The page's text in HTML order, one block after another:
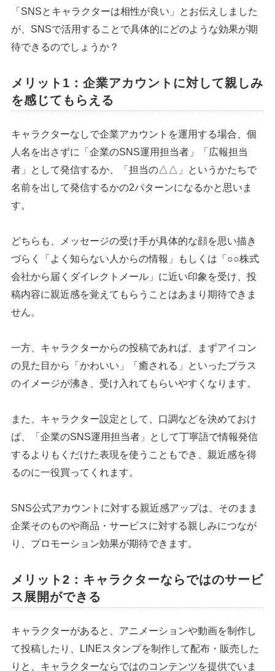
「SNSとキャラクターは相性が良い」とお伝えしました
が、SNSで活用することで具体的にどのような効果が期
待できるのでしょうか？
メリット1：企業アカウントに対して親しみ
を感じてもらえる
キャラクターなしで企業アカウントを運用する場合、個
人名を出さずに「企業のSNS運用担当者」「広報担当
者」として発信するか、「担当の△△」というかたちで
名前を出して発信するかの2パターンになるかと思いま
す。
どちらも、メッセージの受け手が具体的な顔を思い描き
づらく「よく知らない人からの情報」もしくは「○○株式
会社から届くダイレクトメール」に近い印象を受け、投
稿内容に親近感を覚えてもらうことはあまり期待できま
せん。
一方、キャラクターからの投稿であれば、まずアイコン
の見た目から「かわいい」「癒される」といったプラス
のイメージが沸き、受け入れてもらいやすくなります。
また、キャラクター設定として、口調などを決めておけ
ば、「企業のSNS運用担当者」として丁寧語で情報発信
するよりもくだけた表現を使うこともでき、親近感を得
るのに一役買ってくれます。
SNS公式アカウントに対する親近感アップは、そのまま
企業そのものや商品・サービスに対する親しみにつなが
り、プロモーション効果が期待できます。
メリット2：キャラクターならではのサービ
ス展開ができる
キャラクターがあると、アニメーションや動画を制作し
て投稿したり、LINEスタンプを制作して配布・販売した
りと、キャラクターならではのコンテンツを提供でいま